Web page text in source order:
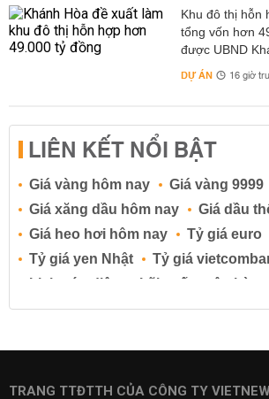
Khu đô thị hỗn
tổng vốn hơn
được UBND
DỰ ÁN 16 giờ
LIÊN KẾT NỔI BẬT
Giá vàng hôm nay
Giá vàng 9999
Giá xăng dầu hôm nay
Giá dầu
Giá heo hơi hôm nay
Tỷ giá euro
Tỷ giá yen Nhật
Tỷ giá
Lịch cúp điện
Lãi suất ngân hàng
Lãi suất tiết kiệm
Lãi suất tiền gửi
Lãi suất ngân hàng BIDV
TRANG TTĐTTH CỦA CÔNG TY